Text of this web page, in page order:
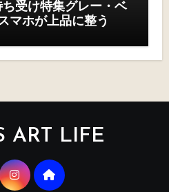
ち受け特集グレー・ベ
マホが上品に整う
ART LIFE